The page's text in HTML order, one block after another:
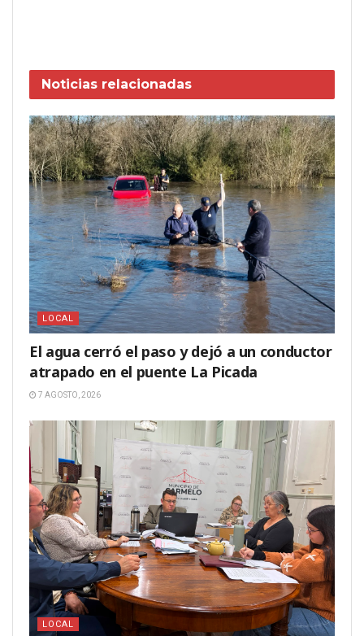
Noticias relacionadas
LOCAL
El agua cerró el paso y dejó a un conductor
atrapado en el puente La Picada
7 AGOSTO, 2026
LOCAL